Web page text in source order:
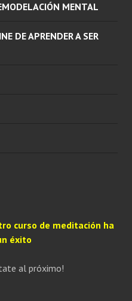
MENTAL
DE APRENDER A SER
curso de meditación ha
éxito
al próximo!